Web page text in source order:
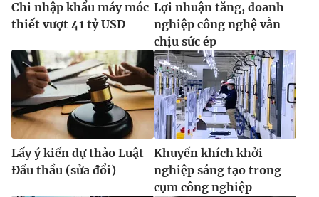
Chi nhập khẩu máy móc
thiết vượt 41 tỷ USD
Lợi nhuận tăng, doanh
nghiệp công nghệ vẫn
chịu sức ép
Lấy ý kiến dự thảo Luật
Đấu thầu (sửa đổi)
Khuyến khích khởi
nghiệp sáng tạo trong
cụm công nghiệp